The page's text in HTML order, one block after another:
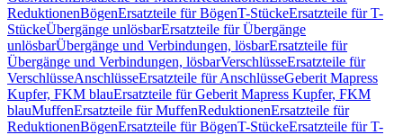
ReduktionenBögenErsatzteile für BögenT-StückeErsatzteile für T-
StückeÜbergänge unlösbarErsatzteile für Übergänge
unlösbarÜbergänge und Verbindungen, lösbarErsatzteile für
Übergänge und Verbindungen, lösbarVerschlüsseErsatzteile für
VerschlüsseAnschlüsseErsatzteile für AnschlüsseGeberit Mapress
Kupfer, FKM blauErsatzteile für Geberit Mapress Kupfer, FKM
blauMuffenErsatzteile für MuffenReduktionenErsatzteile für
ReduktionenBögenErsatzteile für BögenT-StückeErsatzteile für T-